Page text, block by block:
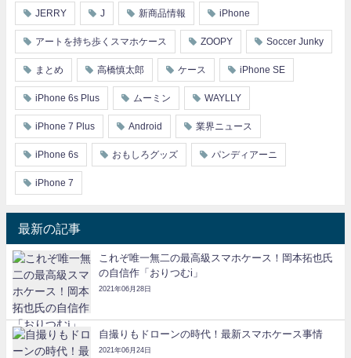
JERRY J 新商品情報 iPhone
アートを持ち歩くスマホケース ZOOPY Soccer Junky
まとめ 高橋慎太郎 ケース iPhone SE
iPhone 6s Plus ムーミン WAYLLY
iPhone 7 Plus Android 業界ニュース
iPhone 6s おもしろグッズ パンディアーニ
iPhone 7
最新の記事
これぞ唯一無二の最高級スマホケース！岡本拓也氏
の自信作「おりつむi」
2021年06月28日
自撮りもドローンの時代！最新スマホケース事情
2021年06月24日